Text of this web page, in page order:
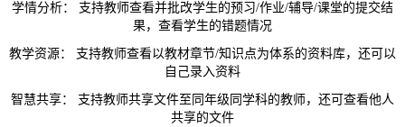
学情分析： 支持教师查看并批改学生的预习/作业/辅导/课堂的提交结
果，查看学生的错题情况
教学资源： 支持教师查看以教材章节/知识点为体系的资料库，还可以
自己录入资料
智慧共享： 支持教师共享文件至同年级同学科的教师，还可查看他人
共享的文件